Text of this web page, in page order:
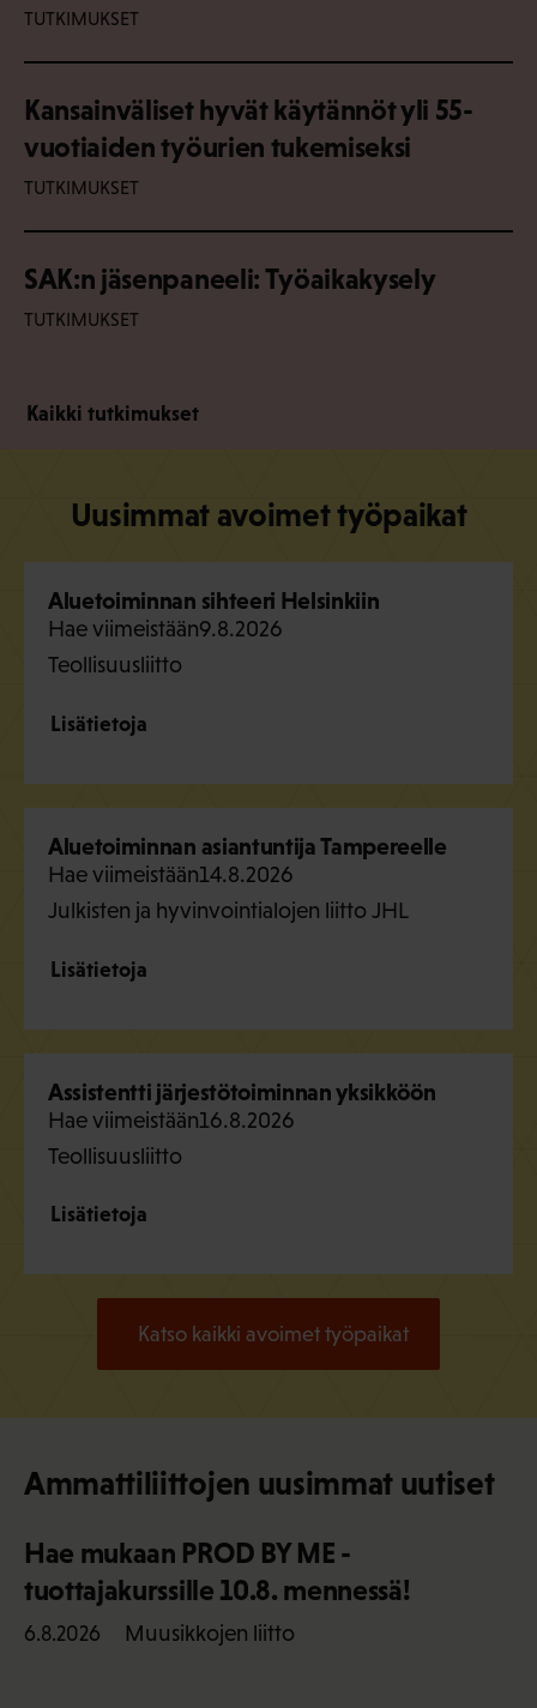
TUTKIMUKSET
Kansainväliset hyvät käytännöt yli 55-
vuotiaiden työurien tukemiseksi
TUTKIMUKSET
SAK:n jäsenpaneeli: Työaikakysely
TUTKIMUKSET
Kaikki tutkimukset
Uusimmat avoimet työpaikat
Aluetoiminnan sihteeri Helsinkiin
Hae viimeistään9.8.2026
Teollisuusliitto
Lisätietoja
Aluetoiminnan asiantuntija Tampereelle
Hae viimeistään14.8.2026
Julkisten ja hyvinvointialojen liitto JHL
Lisätietoja
Assistentti järjestötoiminnan yksikköön
Hae viimeistään16.8.2026
Teollisuusliitto
Lisätietoja
Katso kaikki avoimet työpaikat
Ammattiliittojen uusimmat uutiset
Hae mukaan PROD BY ME -
tuottajakurssille 10.8. mennessä!
6.8.2026 Muusikkojen liitto